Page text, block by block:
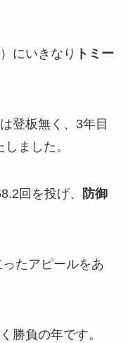
にいきなり トミー
登板無く、3年目
ました。
回を投げ、
防御
たアピールをあ
勝負の年です。